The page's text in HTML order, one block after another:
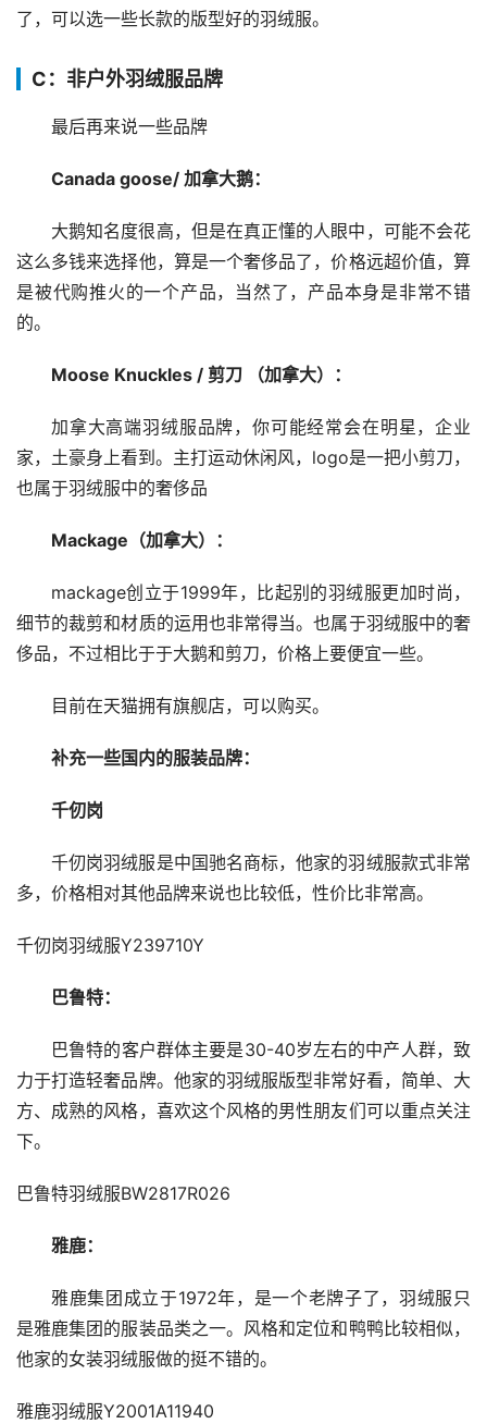
了，可以选一些长款的版型好的羽绒服。
C：非户外羽绒服品牌
最后再来说一些品牌
Canada goose/ 加拿大鹅：
大鹅知名度很高，但是在真正懂的人眼中，可能不会花
这么多钱来选择他，算是一个奢侈品了，价格远超价值，算
是被代购推火的一个产品，当然了，产品本身是非常不错
的。
Moose Knuckles / 剪刀 （加拿大）：
加拿大高端羽绒服品牌，你可能经常会在明星，企业
家，土豪身上看到。主打运动休闲风，logo是一把小剪刀，
也属于羽绒服中的奢侈品
Mackage（加拿大）：
mackage创立于1999年，比起别的羽绒服更加时尚，
细节的裁剪和材质的运用也非常得当。也属于羽绒服中的奢
侈品，不过相比于于大鹅和剪刀，价格上要便宜一些。
目前在天猫拥有旗舰店，可以购买。
补充一些国内的服装品牌：
千仞岗
千仞岗羽绒服是中国驰名商标，他家的羽绒服款式非常
多，价格相对其他品牌来说也比较低，性价比非常高。
千仞岗羽绒服Y239710Y
巴鲁特：
巴鲁特的客户群体主要是30-40岁左右的中产人群，致
力于打造轻奢品牌。他家的羽绒服版型非常好看，简单、大
方、成熟的风格，喜欢这个风格的男性朋友们可以重点关注
下。
巴鲁特羽绒服BW2817R026
雅鹿：
雅鹿集团成立于1972年，是一个老牌子了，羽绒服只
是雅鹿集团的服装品类之一。风格和定位和鸭鸭比较相似，
他家的女装羽绒服做的挺不错的。
雅鹿羽绒服Y2001A11940